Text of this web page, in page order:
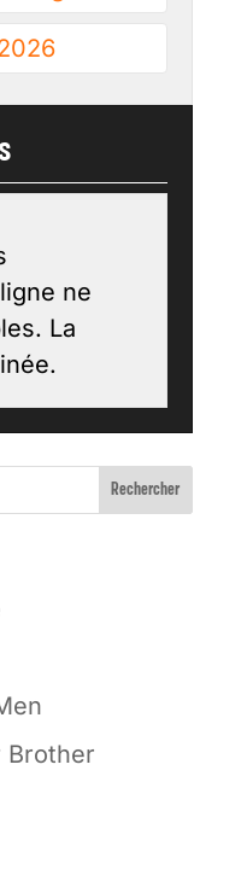
ne
La
Rechercher
Brother